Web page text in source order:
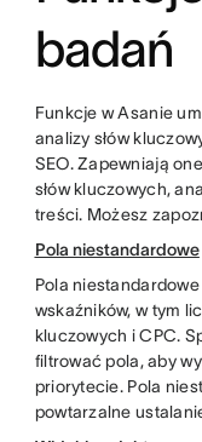
badań
Funkcje w Asanie
analizy słów
SEO. Zapewniają
słów kluczowych,
treści. Możesz
Pola niestandardowe
Pola
wskaźników, w tym
kluczowych i CPC.
filtrować pola, aby
priorytecie. Pola
powtarzalne